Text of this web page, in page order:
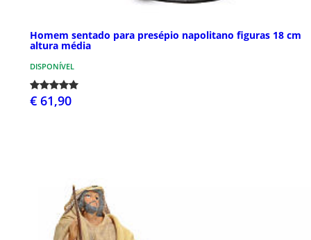
Homem sentado para presépio napolitano figuras 18 cm
altura média
DISPONÍVEL
€ 61,90